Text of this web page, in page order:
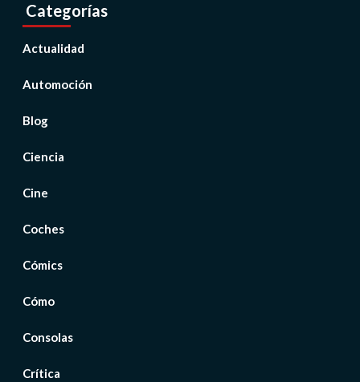
Categorías
Actualidad
Automoción
Blog
Ciencia
Cine
Coches
Cómics
Cómo
Consolas
Crítica